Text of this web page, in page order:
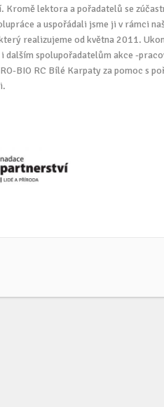
Kromě lektora a pořadatelů se
a uspořádali jsme ji v rámci
realizujeme od května 2011.
spolupořadatelům akce -
BIO RC Bílé Karpaty za pomoc s